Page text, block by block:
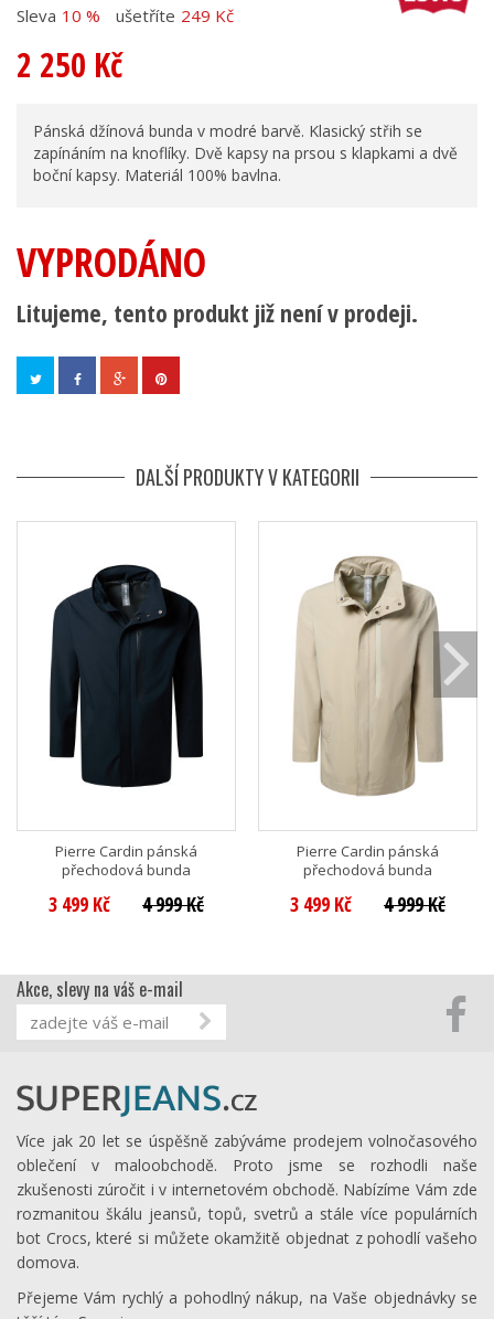
Sleva 10 % ušetříte 249 Kč
2 250 Kč
Pánská džínová bunda v modré barvě. Klasický střih se
zapínáním na knoflíky. Dvě kapsy na prsou s klapkami a dvě
boční kapsy. Materiál 100% bavlna.
VYPRODÁNO
Litujeme, tento produkt již není v prodeji.
DALŠÍ PRODUKTY V KATEGORII
Pierre Cardin pánská
přechodová bunda
3 499 Kč 4 999 Kč
Pierre Cardin pánská
přechodová bunda
3 499 Kč 4 999 Kč
Akce, slevy na váš e-mail
Více jak 20 let se úspěšně zabýváme prodejem volnočasového
oblečení v maloobchodě. Proto jsme se rozhodli naše
zkušenosti zúročit i v internetovém obchodě. Nabízíme Vám zde
rozmanitou škálu jeansů, topů, svetrů a stále více populárních
bot Crocs, které si můžete okamžitě objednat z pohodlí vašeho
domova.
Přejeme Vám rychlý a pohodlný nákup, na Vaše objednávky se